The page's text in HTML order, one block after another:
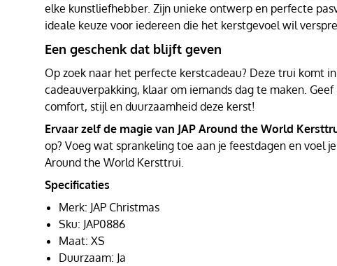
elke kunstliefhebber. Zijn unieke ontwerp en perfecte
ideale keuze voor iedereen die het kerstgevoel wil
Een geschenk dat blijft geven
Op zoek naar het perfecte kerstcadeau? Deze trui komt
cadeauverpakking, klaar om iemands dag te maken.
comfort, stijl en duurzaamheid deze kerst!
Ervaar zelf de magie van JAP Around the World
op? Voeg wat sprankeling toe aan je feestdagen en voel
Around the World Kersttrui.
Specificaties
Merk: JAP Christmas
Sku: JAP0886
Maat: XS
Duurzaam: Ja